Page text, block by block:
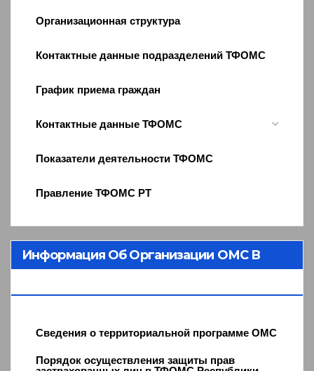
Организационная структура
Контактные данные подразделений ТФОМС
График приема граждан
Контактные данные ТФОМС
Показатели деятельности ТФОМС
Правление ТФОМС РТ
Информация Об Организации ОМС В
Сведения о территориальной программе ОМС
Порядок осуществления защиты прав